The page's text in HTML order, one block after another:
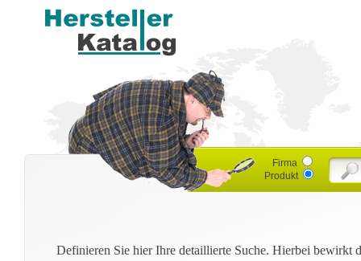
Firma
Produkt
Definieren Sie hier Ihre detaillierte Suche. Hierbei bewirkt